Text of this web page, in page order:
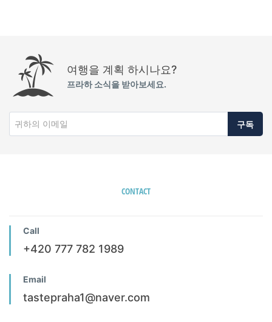
여행을 계획 하시나요?
프라하 소식을 받아보세요.
구독
CONTACT
Call
+420 777 782 1989
Email
tastepraha1@naver.com